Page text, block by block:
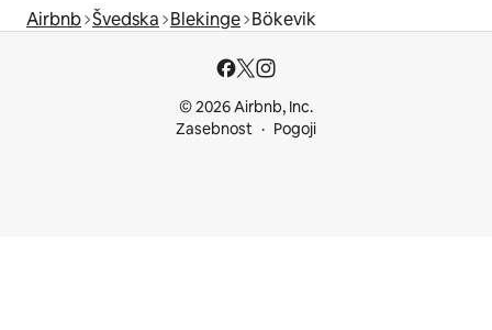
Airbnb Švedska Blekinge Bökevik
© 2026 Airbnb, Inc.
Zasebnost
Pogoji